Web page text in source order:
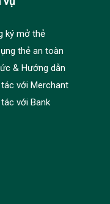
ký mở thẻ
thẻ an toàn
& Hướng dẫn
với Merchant
với Bank